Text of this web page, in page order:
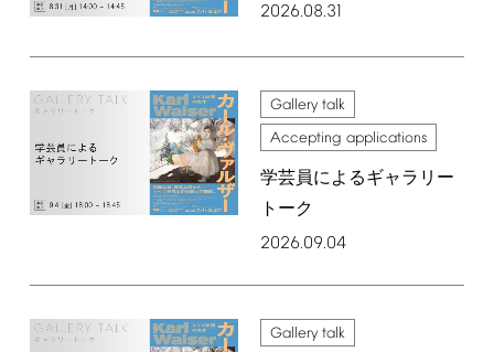
2026.08.31
Gallery talk
Accepting applications
学芸員によるギャラリー
トーク
2026.09.04
Gallery talk